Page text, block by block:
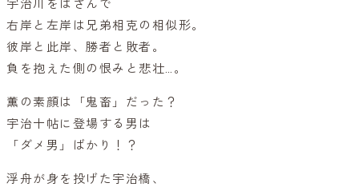
宇治川をはさんで
右岸と左岸は兄弟相克の相似形。
彼岸と此岸、勝者と敗者。
負を抱えた側の恨みと悲壮…。
薫の素顔は「鬼畜」だった？
宇治十帖に登場する男は
「ダメ男」ばかり！？
浮舟が身を投げた宇治橋、